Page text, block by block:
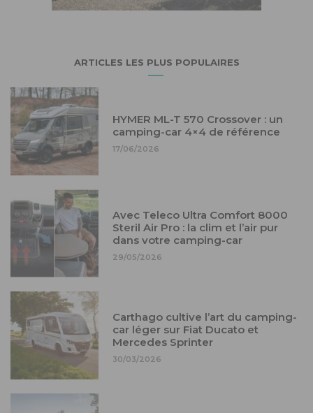
ARTICLES LES PLUS POPULAIRES
HYMER ML-T 570 Crossover : un
camping-car 4×4 de référence
17/06/2026
Avec Teleco Ultra Comfort 8000
Steril Air Pro : la clim et l’air pur
dans votre camping-car
29/05/2026
Carthago cultive l’art du camping-
car léger sur Fiat Ducato et
Mercedes Sprinter
30/03/2026